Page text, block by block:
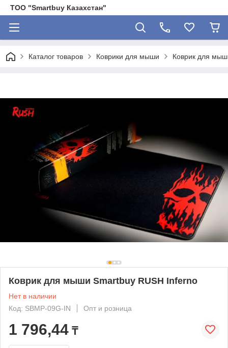
ТОО "Smartbuy Казахстан"
Каталог товаров Коврики для мыши Коврик для
Коврик для мыши Smartbuy RUSH Inferno
Нет в наличии
Код: SBMP-09G-IN
Опт и розница
1 796,44 ₸